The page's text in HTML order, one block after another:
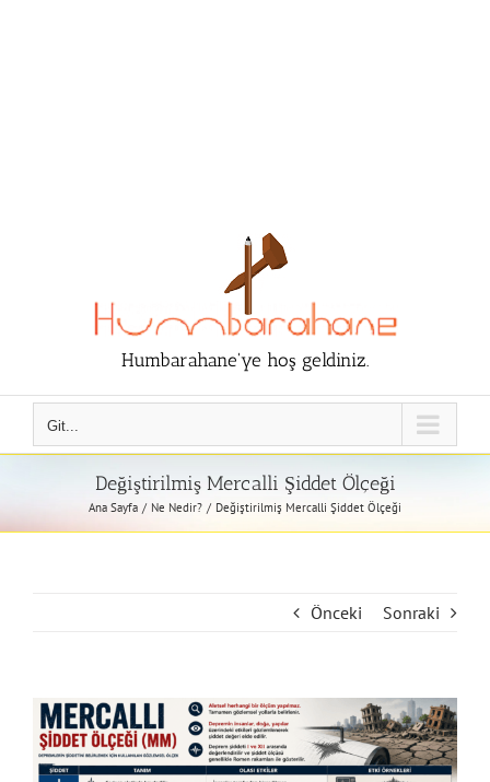
Humbarahane'ye hoş geldiniz.
Git...
Değiştirilmiş Mercalli Şiddet Ölçeği
Ana Sayfa Ne Nedir? Değiştirilmiş Mercalli Şiddet Ölçeği
Önceki Sonraki
View
Larger
Image